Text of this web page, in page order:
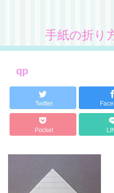
手紙の折り
qp
Twitter
Pocket